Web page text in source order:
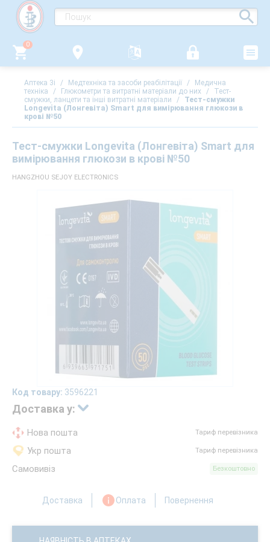
0
Аптека 3i / Медтехніка та засоби реабілітації /
Медична
техніка
/ Глюкометри та витратні матеріали до них /
Тест-
смужки, ланцети та інші витратні матеріали
/
Тест-смужки
Longevita (Лонгевіта) Smart для вимірювання глюкози в
крові №50
Тест-смужки Longevita (Лонгевіта) Smart для
вимірювання глюкози в крові №50
HANGZHOU SEJOY ELECTRONICS
Код товару: 3596221
Доставка у:
Нова пошта Тариф перевізника
Укр пошта Тариф перевізника
Самовивіз Безкоштовно
Доставка Оплата Повернення